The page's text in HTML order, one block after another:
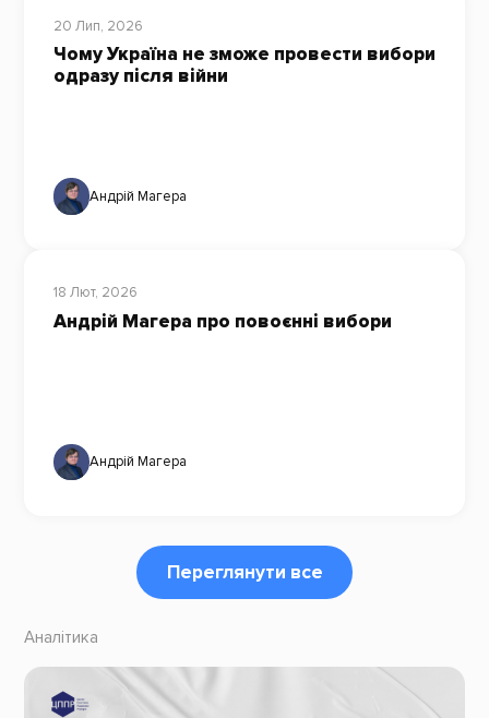
20 Лип, 2026
Чому Україна не зможе провести вибори
одразу після війни
Андрій Магера
18 Лют, 2026
Андрій Магера про повоєнні вибори
Андрій Магера
Переглянути все
Аналітика